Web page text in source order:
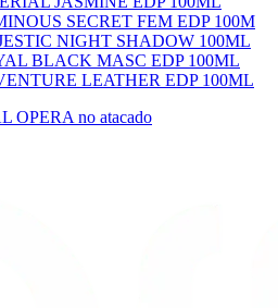
SECRET FEM EDP 100M
NIGHT SHADOW 100ML
BLACK MASC EDP 100ML
LEATHER EDP 100ML
OPERA no atacado